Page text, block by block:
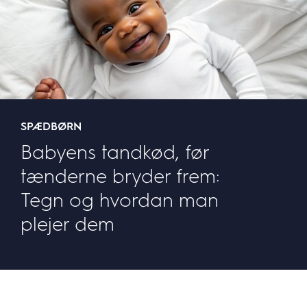
SPÆDBØRN
Babyens tandkød, før
tænderne bryder frem:
Tegn og hvordan man
plejer dem